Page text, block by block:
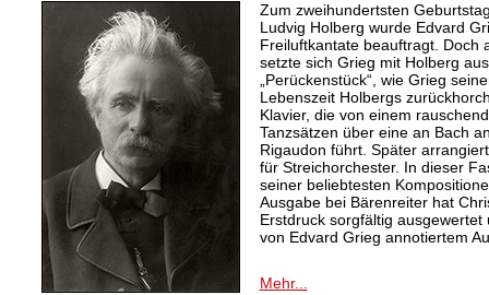
Zum zweihundertsten
Ludvig Holberg wurde Edvard
Freiluftkantate beauftragt. Doch
setzte sich Grieg mit Holberg
„Perückenstück“, wie Grieg
Lebenszeit Holbergs
Klavier, die von einem
Tanzsätzen über eine an Bach
Rigaudon führt. Später
für Streichorchester. In dieser
seiner beliebtesten
Ausgabe bei Bärenreiter hat
Erstdruck sorgfältig
von Edvard Grieg annotiertem
Mehr...